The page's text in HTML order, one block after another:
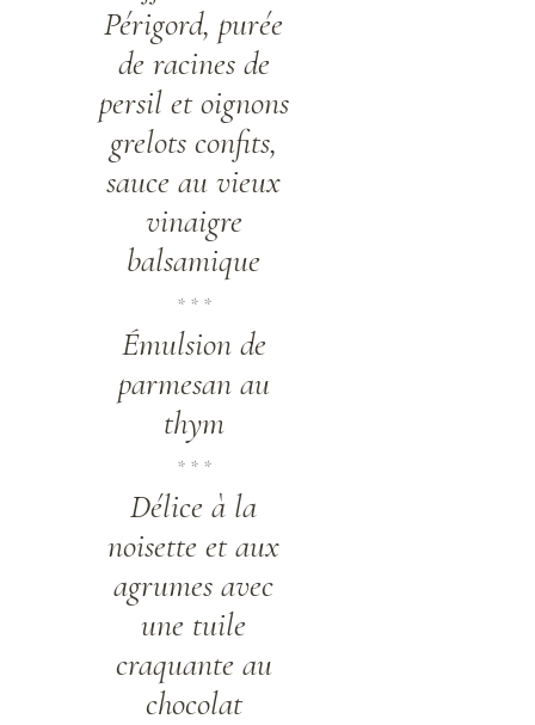
Périgord, purée
de racines de
persil et oignons
grelots confits,
sauce au vieux
vinaigre
balsamique
* * *
Émulsion de
parmesan au
thym
* * *
Délice à la
noisette et aux
agrumes avec
une tuile
craquante au
chocolat